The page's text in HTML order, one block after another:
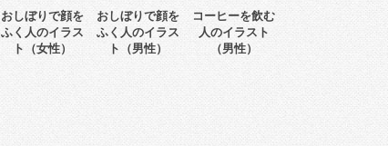
おしぼりで顔を
ふく人のイラス
ト（女性）
おしぼりで顔を
ふく人のイラス
ト（男性）
コーヒーを飲む
人のイラスト
（男性）